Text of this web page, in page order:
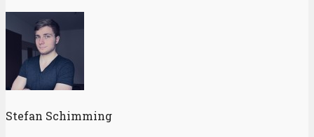
Stefan Schimming